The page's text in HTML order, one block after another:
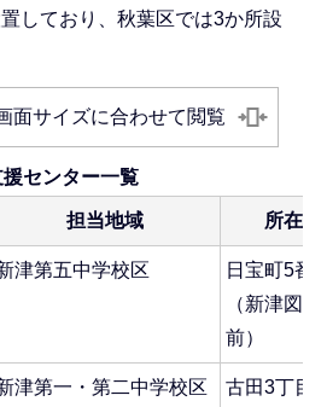
しており、秋葉区では3か所設
面サイズに合わせて閲覧
センター一覧
担当地域 所在地
津第五中学校区
日宝町5番
（新津図
前）
津第一・第二中学校区
古田3丁目